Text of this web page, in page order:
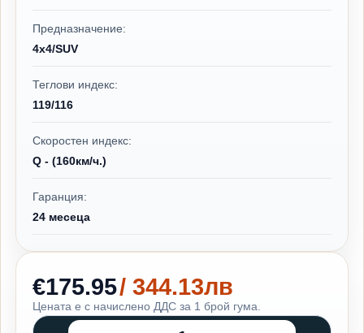
Предназначение:
4x4/SUV
Теглови индекс:
119/116
Скоростен индекс:
Q - (160км/ч.)
Гаранция:
24 месеца
€175.95/ 344.13лв
Цената е с начислено ДДС за 1 брой гума.